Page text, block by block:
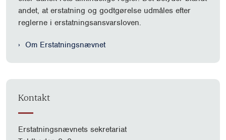
andet, at erstatning og godtgørelse udmåles efter
reglerne i erstatningsansvarsloven.
Om Erstatningsnævnet
Kontakt
Erstatningsnævnets sekretariat